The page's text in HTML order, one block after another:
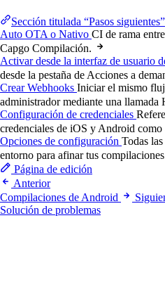
Sección titulada “Pasos siguientes”
Auto OTA o Nativo CI de rama
Capgo Compilación.
Activar desde la interfaz de usuario
desde la pestaña de Acciones a
Crear Webhooks Iniciar el mismo
administrador mediante una llamada
Configuración de credenciales
credenciales de iOS y Android como
Opciones de configuración Todas
entorno para afinar tus
Página de edición
Anterior
Compilaciones de Android
Solución de problemas